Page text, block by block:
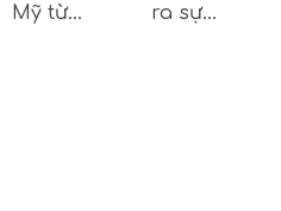
Mỹ từ…
ra sự…